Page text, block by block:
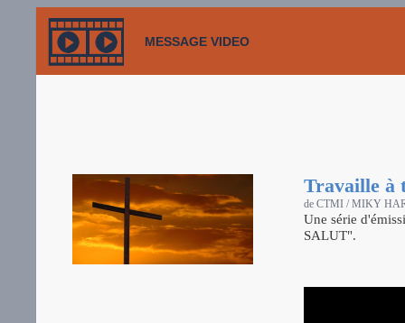
MESSAGE VIDEO
Travaille à
de CTMI / MIKY
Une série
SALUT".